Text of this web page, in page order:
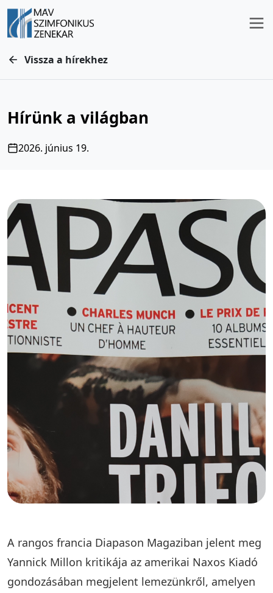
Vissza a hírekhez
Hírünk a világban
2026. június 19.
A rangos francia Diapason Magaziban jelent meg
Yannick Millon kritikája az amerikai Naxos Kiadó
gondozásában megjelent lemezünkről, amelyen